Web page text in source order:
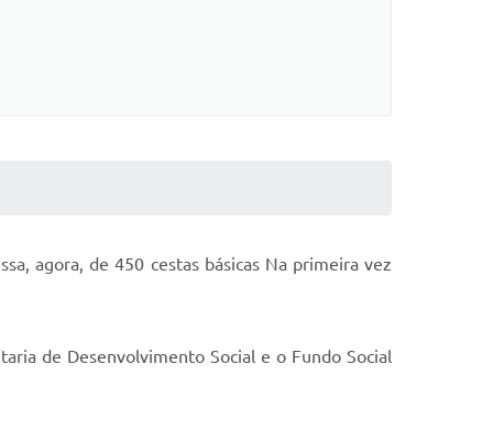
agora, de 450 cestas básicas Na primeira vez
de Desenvolvimento Social e o Fundo Social